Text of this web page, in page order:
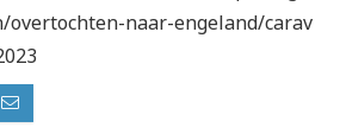
overtochten-naar-engeland/carav